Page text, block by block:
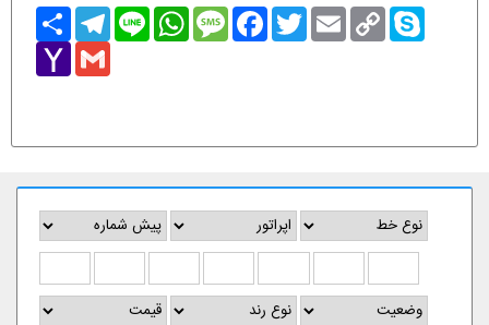
اشتراکTelegram Line
WhatsAppMessageFacebookTwitter Email
Copy
Link
Skype
Yahoo
Mail
Gmail